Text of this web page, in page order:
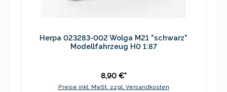
Herpa 023283-002 Wolga M21 "schwarz"
Modellfahrzeug H0 1:87
8,90 €*
Preise inkl. MwSt. zzgl. Versandkosten